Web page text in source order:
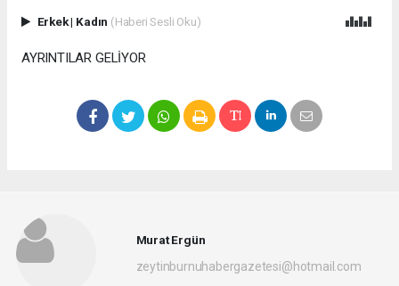
Erkek| Kadın (Haberi Sesli Oku)
AYRINTILAR GELİYOR
Murat Ergün
zeytinburnuhabergazetesi@hotmail.com